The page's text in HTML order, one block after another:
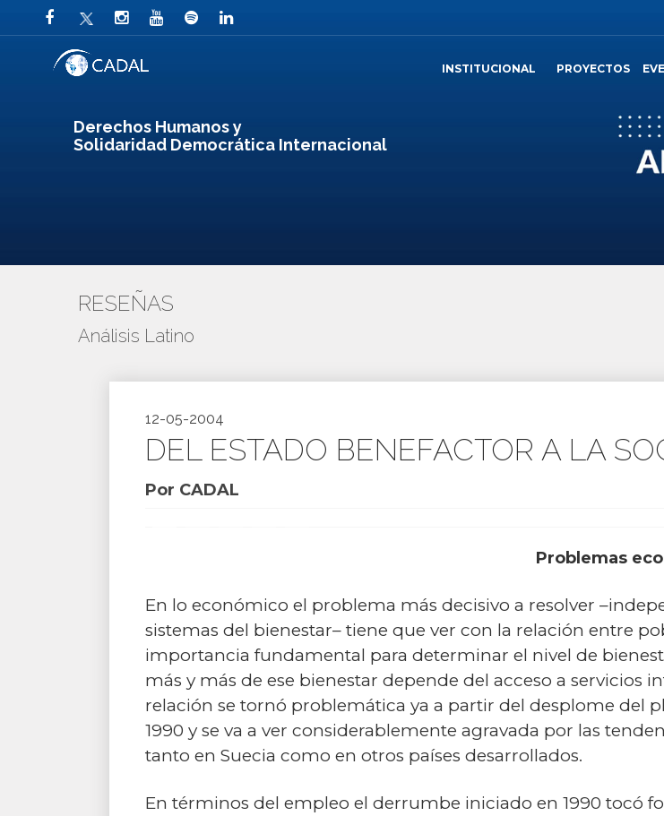
Derechos Humanos y
Solidaridad Democrática Internacional
INSTITUCIONAL PROYECTOS
RESEÑAS
Análisis Latino
12-05-2004
DEL ESTADO BENEFACTOR A LA
Por CADAL
Problemas
En lo económico el problema más decisivo a resolver
sistemas del bienestar– tiene que ver con la relación entre
importancia fundamental para determinar el nivel de
más y más de ese bienestar depende del acceso a servicios
relación se tornó problemática ya a partir del desplome del
1990 y se va a ver considerablemente agravada por las
tanto en Suecia como en otros países desarrollados.
En términos del empleo el derrumbe iniciado en 1990 tocó